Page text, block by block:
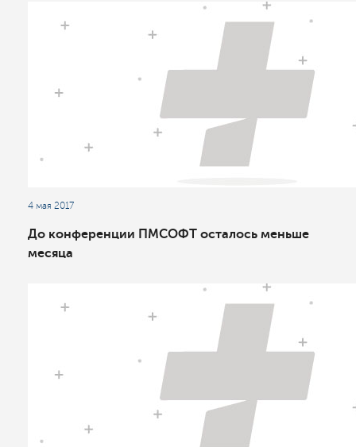
4 мая 2017
До конференции ПМСОФТ осталось меньше
месяца